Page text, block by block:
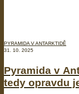
PYRAMIDA V ANTARKTIDĚ
31. 10. 2025
Pyramida v
tedy opravdu